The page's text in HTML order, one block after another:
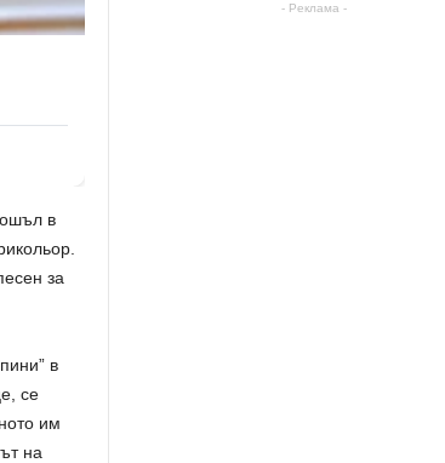
в
за
в
се
им
на
- Реклама -